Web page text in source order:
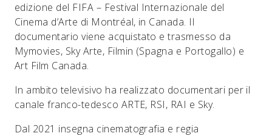
edizione del FIFA – Festival Internazionale del
Cinema d’Arte di Montréal, in Canada. Il
documentario viene acquistato e trasmesso da
Mymovies, Sky Arte, Filmin (Spagna e Portogallo) e
Art Film Canada.
In ambito televisivo ha realizzato documentari per il
canale franco-tedesco ARTE, RSI, RAI e Sky.
Dal 2021 insegna cinematografia e regia